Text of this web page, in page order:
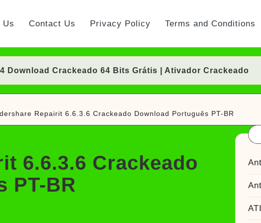
Us Contact Us Privacy Policy Terms and Conditions
Download Crackeado 64 Bits Grátis | Ativador Crackeado
Crackeado 64 Bits Português Grátis | Ativador
Crackeado Download Português PT-BR
Download Crackeado 64 Bits Grátis | Ativador Crackeado
Download Português PT-BR
Download Grátis + Licença/Serial | Ativador Crackeado
Grátis 64 Bits Português (Portable/Instalador) | Ativador
Repairit 6.6.3.6 Crackeado Download Português PT-BR
6.6.3.6 Crackeado
PT-BR